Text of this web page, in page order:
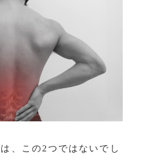
、この2つではないでし